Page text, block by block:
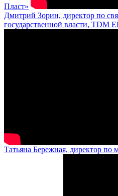
Пласт»
Дмитрий Зорин, директор по
государственной власти, TDM
Татьяна Бережная, директор по